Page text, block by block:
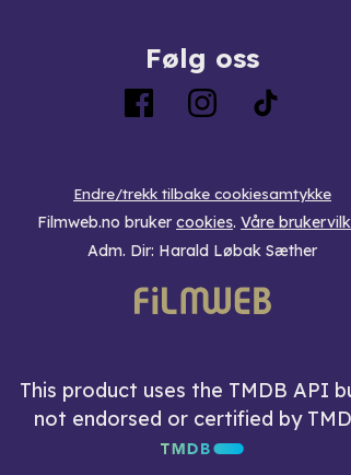
Følg oss
Endre/trekk tilbake cookiesamtykke
Filmweb.no bruker cookies. Våre
Adm. Dir: Harald Løbak Sæther
This product uses the TMDB API
not endorsed or certified by